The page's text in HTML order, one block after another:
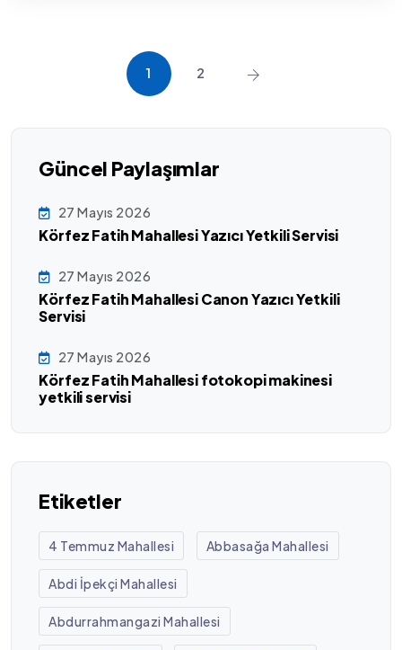
1 2
Güncel Paylaşımlar
27 Mayıs 2026
Körfez Fatih Mahallesi Yazıcı Yetkili Servisi
27 Mayıs 2026
Körfez Fatih Mahallesi Canon Yazıcı Yetkili
Servisi
27 Mayıs 2026
Körfez Fatih Mahallesi fotokopi makinesi
yetkili servisi
Etiketler
4 Temmuz Mahallesi Abbasağa Mahallesi
Abdi İpekçi Mahallesi
Abdurrahmangazi Mahallesi